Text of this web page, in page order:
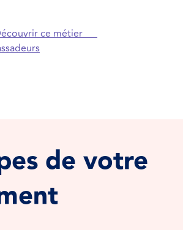
ce métier
de votre